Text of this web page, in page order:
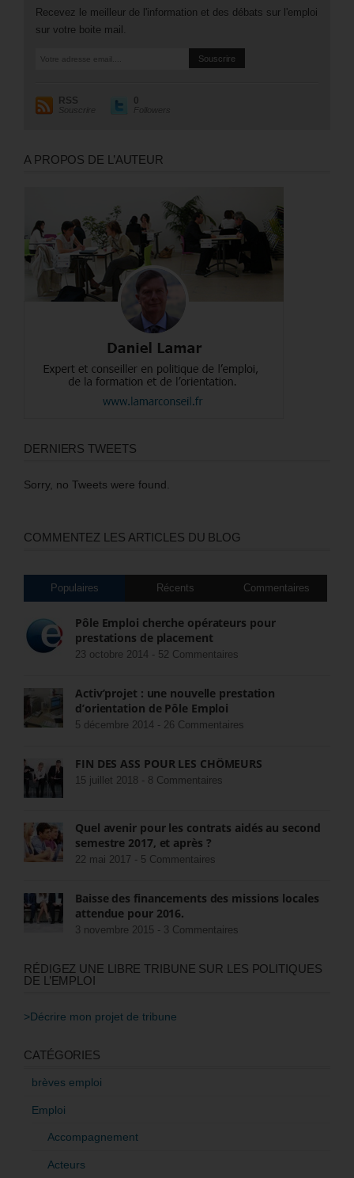
Recevez le meilleur de l'information et des débats sur l'emploi
sur votre boite mail.
RSS
Souscrire
0
Followers
A PROPOS DE L’AUTEUR
DERNIERS TWEETS
Sorry, no Tweets were found.
COMMENTEZ LES ARTICLES DU BLOG
Populaires Récents Commentaires
Pôle Emploi cherche opérateurs pour
prestations de placement
23 octobre 2014 - 52 Commentaires
Activ’projet : une nouvelle prestation
d’orientation de Pôle Emploi
5 décembre 2014 - 26 Commentaires
FIN DES ASS POUR LES CHÔMEURS
15 juillet 2018 - 8 Commentaires
Quel avenir pour les contrats aidés au second
semestre 2017, et après ?
22 mai 2017 - 5 Commentaires
Baisse des financements des missions locales
attendue pour 2016.
3 novembre 2015 - 3 Commentaires
RÉDIGEZ UNE LIBRE TRIBUNE SUR LES POLITIQUES
DE L’EMPLOI
>Décrire mon projet de tribune
CATÉGORIES
brèves emploi
Emploi
Accompagnement
Acteurs